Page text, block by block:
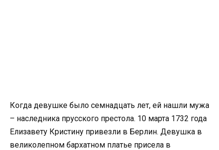
Когда девушке было семнадцать лет, ей нашли мужа
– наследника прусского престола. 10 марта 1732 года
Елизавету Кристину привезли в Берлин. Девушка в
великолепном бархатном платье присела в